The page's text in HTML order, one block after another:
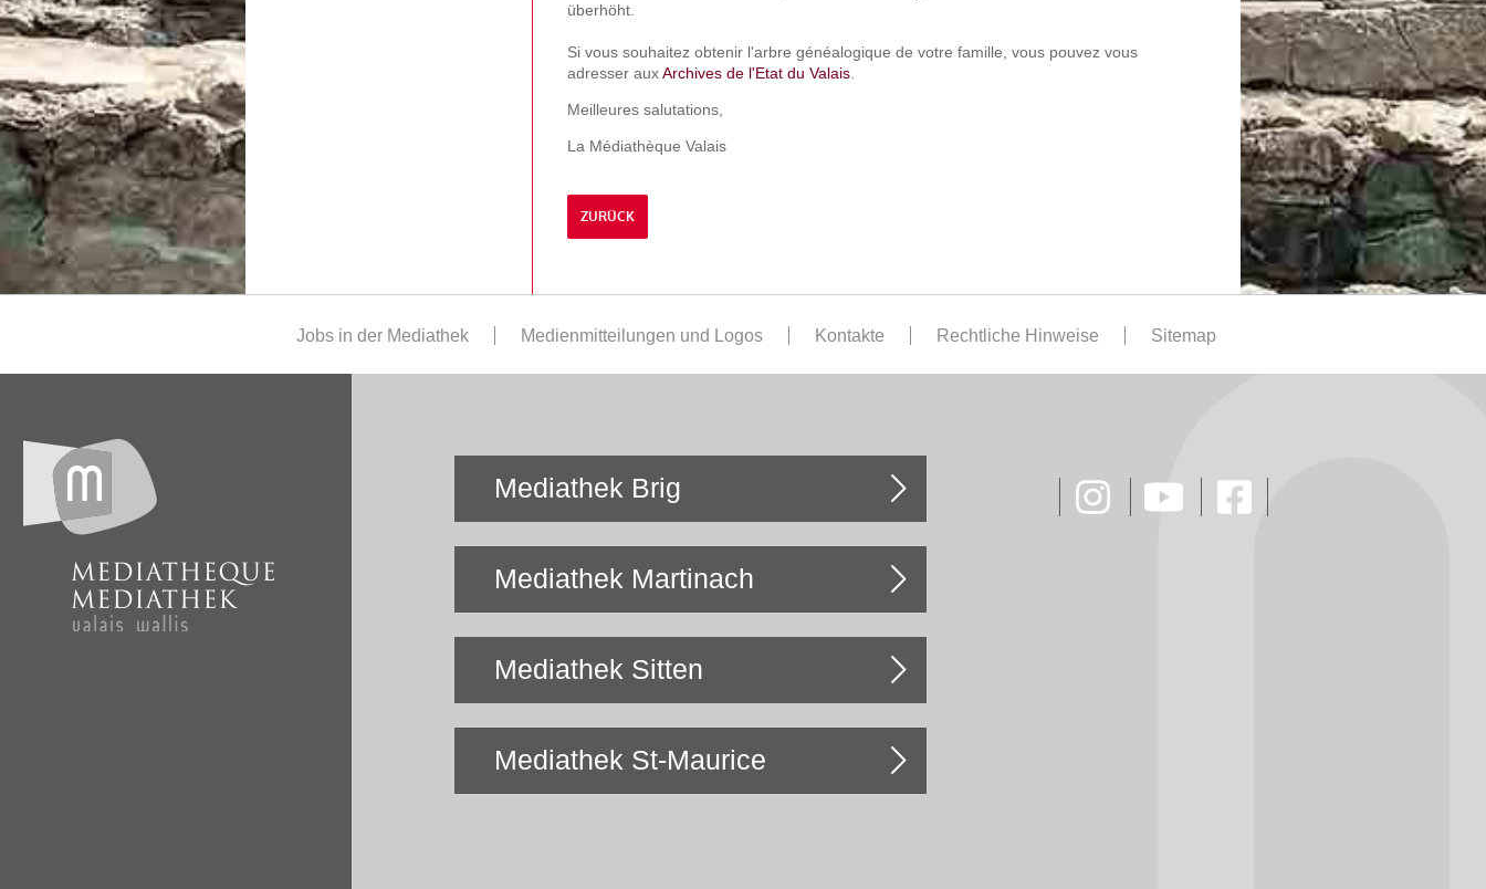
überhöht.
Si vous souhaitez obtenir l'arbre généalogique de votre famille, vous pouvez vous
adresser auxArchives de l'Etat du Valais.
Meilleures salutations,
La Médiathèque Valais
ZURÜCK
Jobs in der Mediathek Medienmitteilungen und Logos Kontakte Rechtliche Hinweise Sitemap
Mediathek Brig
Mediathek Martinach
Mediathek Sitten
Mediathek St-Maurice